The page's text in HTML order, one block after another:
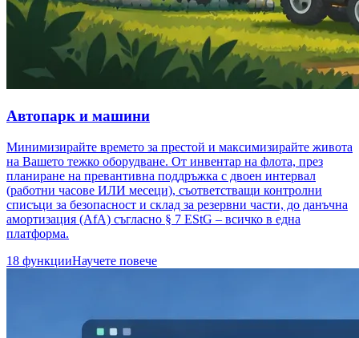
Автопарк и машини
Минимизирайте времето за престой и максимизирайте живота
на Вашето тежко оборудване. От инвентар на флота, през
планиране на превантивна поддръжка с двоен интервал
(работни часове ИЛИ месеци), съответстващи контролни
списъци за безопасност и склад за резервни части, до данъчна
амортизация (AfA) съгласно § 7 EStG – всичко в една
платформа.
18 функцииНаучете повече